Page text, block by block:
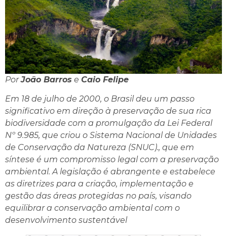
PorJoão Barros e Caio Felipe
Em 18 de julho de 2000, o Brasil deu um passo
significativo em direção à preservação de sua rica
biodiversidade com a promulgação da Lei Federal
Nº 9.985, que criou o Sistema Nacional de Unidades
de Conservação da Natureza (SNUC)., que em
síntese é um compromisso legal com a preservação
ambiental. A legislação é abrangente e estabelece
as diretrizes para a criação, implementação e
gestão das áreas protegidas no país, visando
equilibrar a conservação ambiental com o
desenvolvimento sustentável